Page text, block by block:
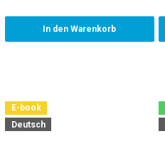
In den Warenkorb
E-book
Deutsch